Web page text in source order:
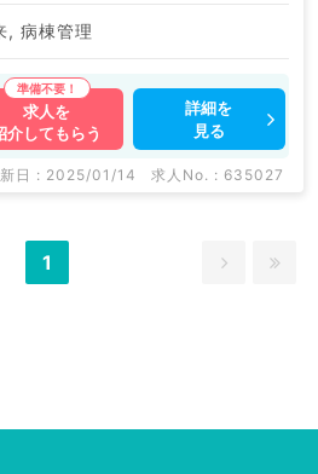
, 病棟管理
求人を
介してもらう
詳細を
見る
日 : 2025/01/14 求人No. : 635027
1